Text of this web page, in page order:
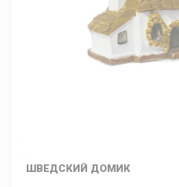
ШВЕДСКИЙ ДОМИК